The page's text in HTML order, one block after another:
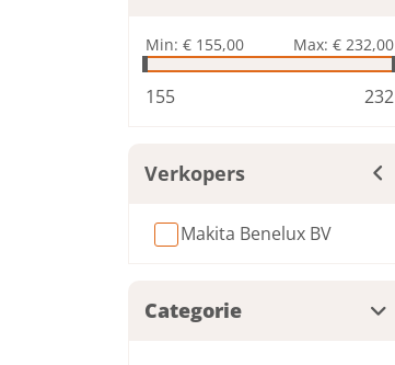
Min: € 155,00 Max: € 232,00
155 232
Verkopers
Makita Benelux BV
Categorie